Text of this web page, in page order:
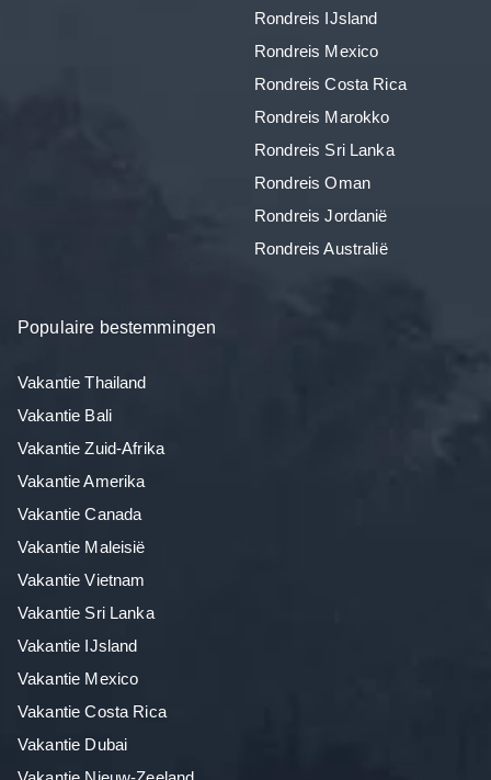
Rondreis IJsland
Rondreis Mexico
Rondreis Costa Rica
Rondreis Marokko
Rondreis Sri Lanka
Rondreis Oman
Rondreis Jordanië
Rondreis Australië
Populaire bestemmingen
Vakantie Thailand
Vakantie Bali
Vakantie Zuid-Afrika
Vakantie Amerika
Vakantie Canada
Vakantie Maleisië
Vakantie Vietnam
Vakantie Sri Lanka
Vakantie IJsland
Vakantie Mexico
Vakantie Costa Rica
Vakantie Dubai